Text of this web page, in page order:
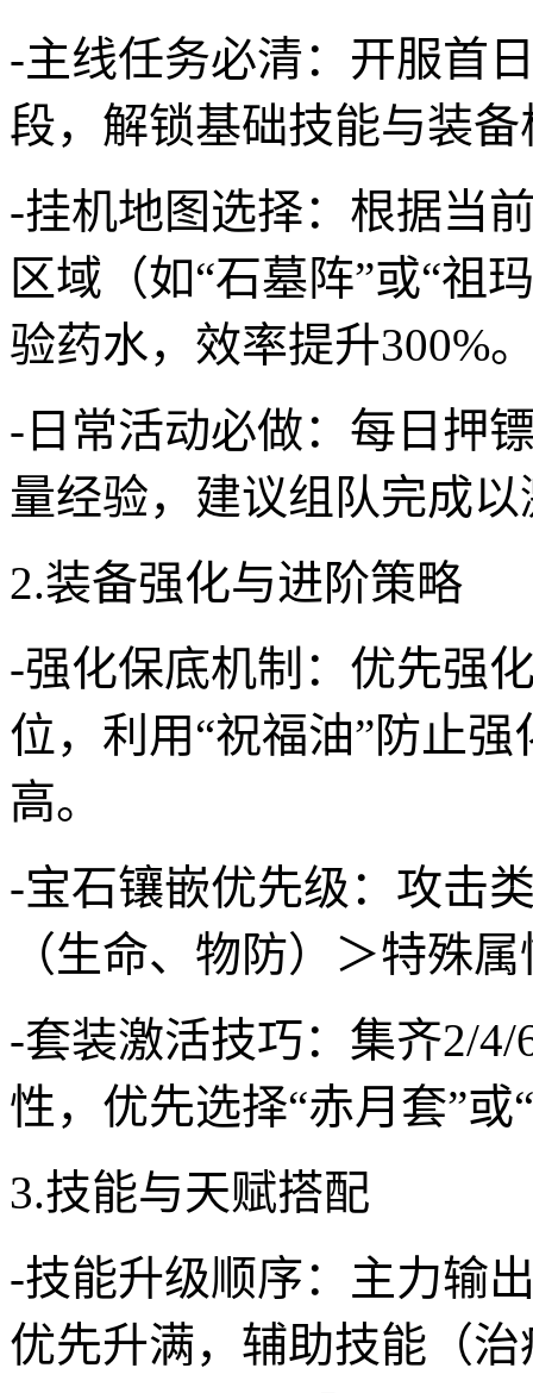
-主线任务必清：开服首
段，解锁基础技能与装备
-挂机地图选择：根据当
区域（如“石墓阵”或“祖
验药水，效率提升300%
-日常活动必做：每日押
量经验，建议组队完成
2.装备强化与进阶策略
-强化保底机制：优先强
位，利用“祝福油”防止
高。
-宝石镶嵌优先级：攻击
（生命、物防）＞特殊
-套装激活技巧：集齐2/
性，优先选择“赤月套”或
3.技能与天赋搭配
-技能升级顺序：主力输
优先升满，辅助技能（